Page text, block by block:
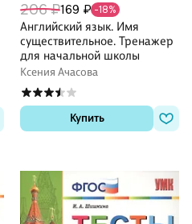
206 ₽169 ₽ -18%
Английский язык. Имя
существительное. Тренажер
для начальной школы
Ксения Ачасова
Купить